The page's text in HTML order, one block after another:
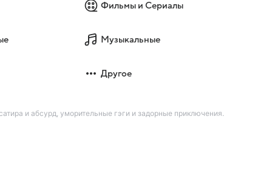
Фильмы и Сериалы
Музыкальные
Другое
и абсурд, уморительные гэги и задорные приключения.